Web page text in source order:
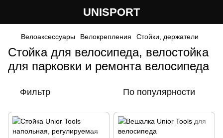
UNISPORT
Велоаксессуары Велокрепления Стойки, держатели
Стойка для велосипеда, велостойка
для парковки и ремонта велосипеда
Фильтр По популярности